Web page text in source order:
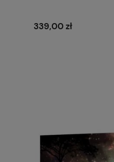
339,00 zł